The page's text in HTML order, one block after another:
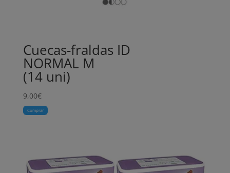
Cuecas-fraldas ID
NORMAL M
(14 uni)
9,00€
Comprar